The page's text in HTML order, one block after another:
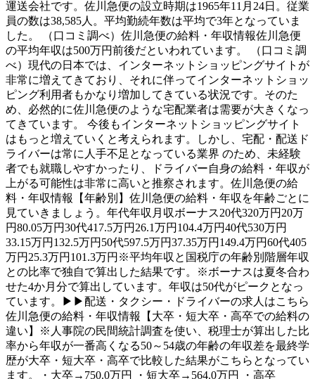
運送会社です。佐川急便の設立時期は1965年11月24日。従業
員の数は38,585人。平均勤続年数は平均で3年となっていま
した。 （口コミ調べ）佐川急便の給料・年収情報佐川急便
の平均年収は500万円前後だといわれています。 （口コミ調
べ）現代の日本では、インターネットショッピングサイトが
非常に増えてきており、それに伴ってインターネットショッ
ピング利用者もかなり増加してきている状況です。そのた
め、必然的に佐川急便のような宅配業者は需要が大きくなっ
てきています。 今後もインターネットショッピングサイト
はもっと増えていくと考えられます。しかし、宅配・配送ド
ライバーは常に人手不足となっている業界 のため、未経験
者でも就職しやすかったり、ドライバー自身の給料・年収が
上がる可能性は非常に高いと推察されます。佐川急便の給
料・年収情報【年齢別】佐川急便の給料・年収を年齢ごとに
見ていきましょう。年代年収月収ボーナス20代320万円20万
円80.05万円30代417.5万円26.1万円104.4万円40代530万円
33.15万円132.5万円50代597.5万円37.35万円149.4万円60代405
万円25.3万円101.3万円※平均年収と国税庁の年齢別階層年収
との比率で独自で算出した結果です。※ボーナスは夏冬合わ
せた4か月分で算出しています。年収は50代がピークとなっ
ています。▶▶配送・タクシー・ドライバーの求人はこちら
佐川急便の給料・年収情報【大卒・短大卒・高卒での給料の
違い】※人事院の民間統計調査を使い、税理士が算出した比
率から年収が一番高くなる50～54歳の年齢の年収差を最終学
歴が大卒・短大卒・高卒で比較した結果がこちらとなってい
ます。・大卒→750.0万円 ・短大卒→564.0万円 ・高卒